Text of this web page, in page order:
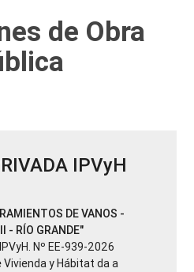
de Obra
IPVyH
DE VANOS -
- RÍO GRANDE"
Nº EE-939-2026
y Hábitat da a